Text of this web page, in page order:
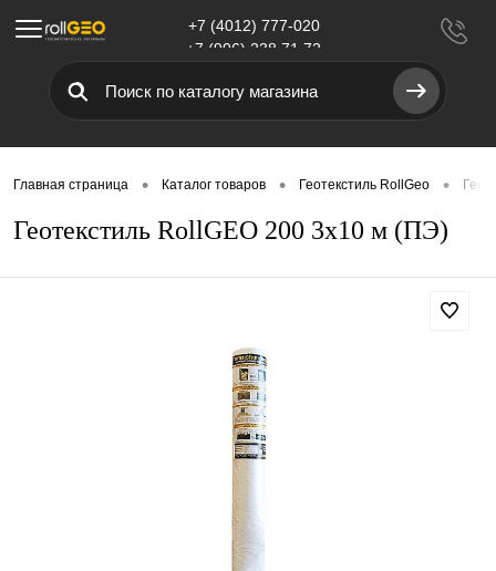
Меню
+7 (4012) 777-020
+7 (906) 238 71 72
Главная страница • Каталог товаров • Геотекстиль RollGeo •
Геотекстиль RollGEO 200 3х10 м (ПЭ)